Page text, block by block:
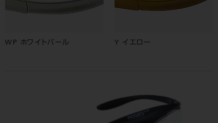
WP ホワイトパール Y イエロー